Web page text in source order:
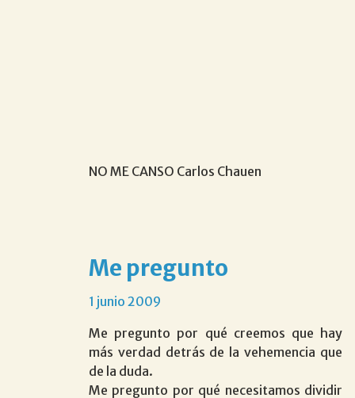
NO ME CANSO Carlos Chauen
me pregunto
1 junio 2009
Me pregunto por qué creemos que hay
más verdad detrás de la vehemencia que
de la duda.
Me pregunto por qué necesitamos dividir